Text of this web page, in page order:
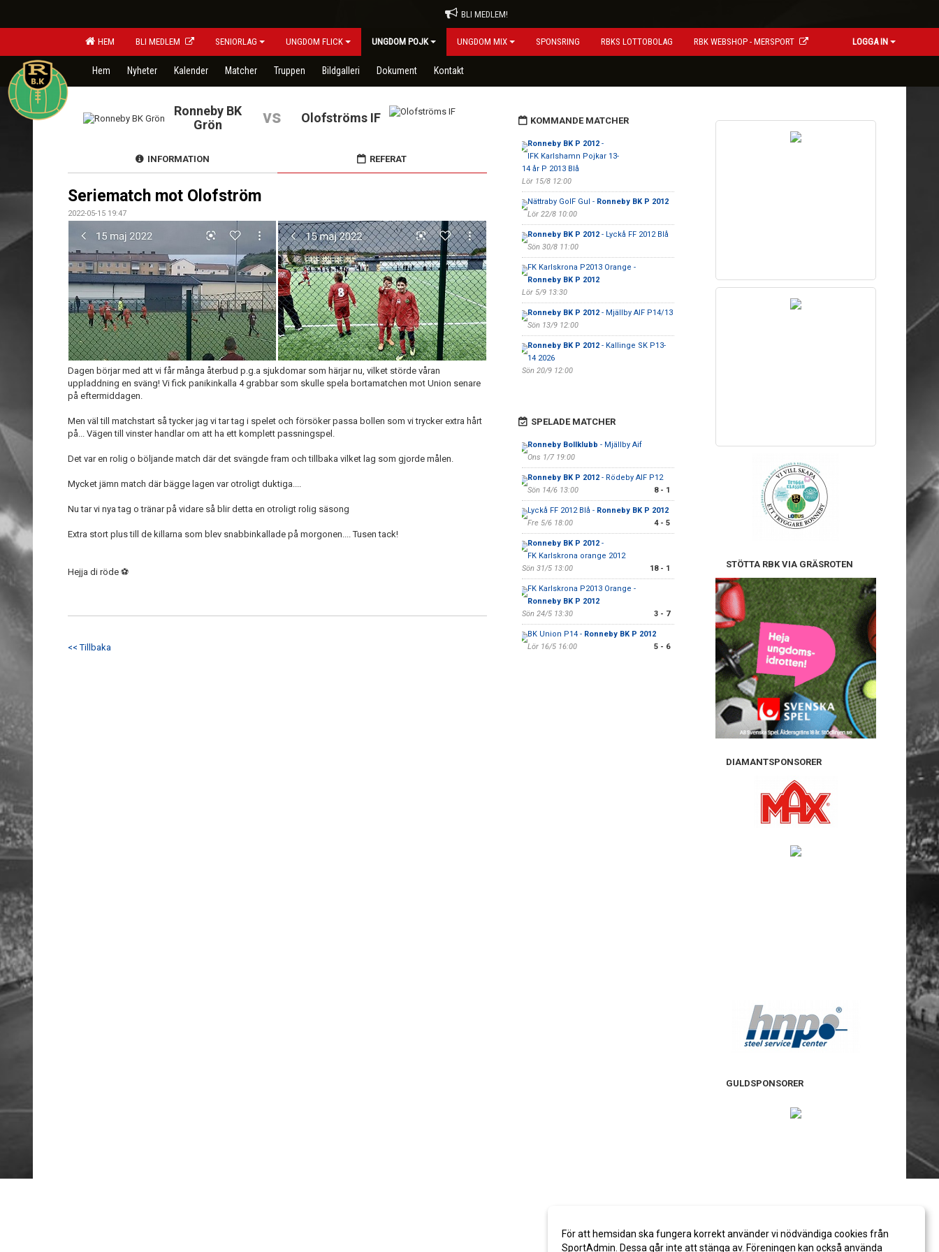
BLI MEDLEM!
HEM BLI MEDLEM SENIORLAG UNGDOM FLICK UNGDOM POJK UNGDOM MIX SPONSRING RBKS LOTTOBOLAG RBK WEBSHOP - MERSPORT LOGGA IN
Hem Nyheter Kalender Matcher Truppen Bildgalleri Dokument Kontakt
Ronneby BK
Grön
vs Olofströms IF
INFORMATION REFERAT
Seriematch mot Olofström
2022-05-15 19:47
Dagen börjar med att vi får många återbud p.g.a sjukdomar som härjar nu, vilket störde våran
uppladdning en sväng! Vi fick panikinkalla 4 grabbar som skulle spela bortamatchen mot Union senare
på eftermiddagen.
Men väl till matchstart så tycker jag vi tar tag i spelet och försöker passa bollen som vi trycker extra hårt
på... Vägen till vinster handlar om att ha ett komplett passningspel.
Det var en rolig o böljande match där det svängde fram och tillbaka vilket lag som gjorde målen.
Mycket jämn match där bägge lagen var otroligt duktiga....
Nu tar vi nya tag o tränar på vidare så blir detta en otroligt rolig säsong
Extra stort plus till de killarna som blev snabbinkallade på morgonen.... Tusen tack!
Hejja di röde ⚽
<< Tillbaka
KOMMANDE MATCHER
Ronneby BK P 2012-
IFK Karlshamn Pojkar 13-
14 år P 2013 Blå
Lör 15/8 12:00
Nättraby GoIF Gul - Ronneby BK P 2012
Lör 22/8 10:00
Ronneby BK P 2012- Lyckå FF 2012 Blå
Sön 30/8 11:00
FK Karlskrona P2013 Orange -
Ronneby BK P 2012
Lör 5/9 13:30
Ronneby BK P 2012- Mjällby AIF P14/13
Sön 13/9 12:00
Ronneby BK P 2012- Kallinge SK P13-
14 2026
Sön 20/9 12:00
SPELADE MATCHER
Ronneby Bollklubb - Mjällby Aif
Ons 1/7 19:00
Ronneby BK P 2012- Rödeby AIF P12
Sön 14/6 13:00
8 - 1
Lyckå FF 2012 Blå - Ronneby BK P 2012
Fre 5/6 18:00
4 - 5
Ronneby BK P 2012-
FK Karlskrona orange 2012
Sön 31/5 13:00
18 - 1
FK Karlskrona P2013 Orange -
Ronneby BK P 2012
Sön 24/5 13:30
3 - 7
BK Union P14 - Ronneby BK P 2012
Lör 16/5 16:00
5 - 6
STÖTTA RBK VIA GRÄSROTEN
DIAMANTSPONSORER
GULDSPONSORER
För att hemsidan ska fungera korrekt använder vi nödvändiga cookies från
SportAdmin. Dessa går inte att stänga av. Föreningen kan också använda